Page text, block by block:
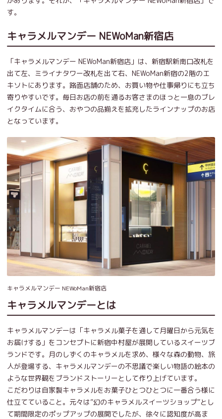
す。
キャラメルマンデー NEWoMan新宿店
「キャラメルマンデー NEWoMan新宿店」は、新宿駅新南口改札を
出て左、ミライナタワー改札を出て右、NEWoMan新宿の2階のエ
キソトにあります。路面店舗のため、お買い物や仕事帰りにも立ち
寄りやすいです。毎日お店の前を通るお客さまのほっと一息のブレ
イクタイムに合う、おやつの品揃えを拡充したラインナップのお店
となっています。
キャラメルマンデー NEWoMan新宿店
キャラメルマンデーとは
キャラメルマンデーは「キャラメル菓子を通して月曜日から元気を
お届けする」をコンセプトに新宿中村屋が展開しているスイーツブ
ランドです。月のしずくのキャラメルを求め、様々な森の動物、旅
人が登場する、キャラメルマンデーの不思議で楽しい物語の絵本の
ような世界観をブランドストーリーとして作り上げています。
こだわりは自家製キャラメルをお菓子ひとつひとつに一番合う様に
仕立てていること。元々は”幻のキャラメルスイーツショップ”とし
て期間限定のポップアップの展開でしたが、徐々に認知度が高ま